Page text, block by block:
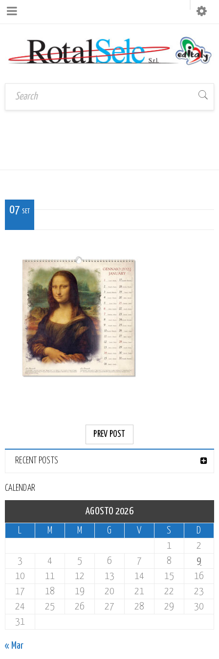
07 SET
PREV POST
RECENT POSTS
CALENDAR
AGOSTO 2026
L
M M G V S
D
1
2
3
4 5 6 7 8
9
10
11 12 13 14 15
16
17
18 19 20 21 22
23
24
25 26 27 28 29
30
31
« Mar